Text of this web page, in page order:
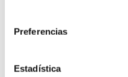
Preferencias
Estadística